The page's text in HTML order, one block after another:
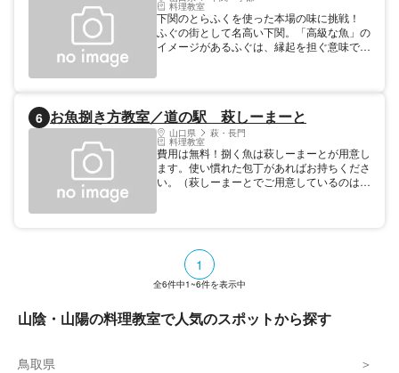
料理教室
下関のとらふくを使った本場の味に挑戦！
ふぐの街として名高い下関。「高級な魚」の
イメージがあるふぐは、縁起を担ぐ意味で下
専用調理台や調理器具が充実した快適な空間
で特別な体験ができます。完成後は南風泊
（はえどまり）港を見ながら本場の絶品ふく
に舌鼓！
6 お魚捌き方教室／道の駅 萩しーまーと
山口県 萩・長門
料理教室
費用は無料！捌く魚は萩しーまーとが用意し
ます。使い慣れた包丁があればお持ちくださ
い。（萩しーまーとでご用意しているのは、
お申込みはお電話か、道の駅萩しーまーと内
「おさかな捌き方教室」ページ内の「捌き方
教室に参加する」ボタンからどうぞ！ ※5
す。
1
全6件中1~6件を表示中
山陰・山陽の料理教室で人気のスポットから探す
鳥取県